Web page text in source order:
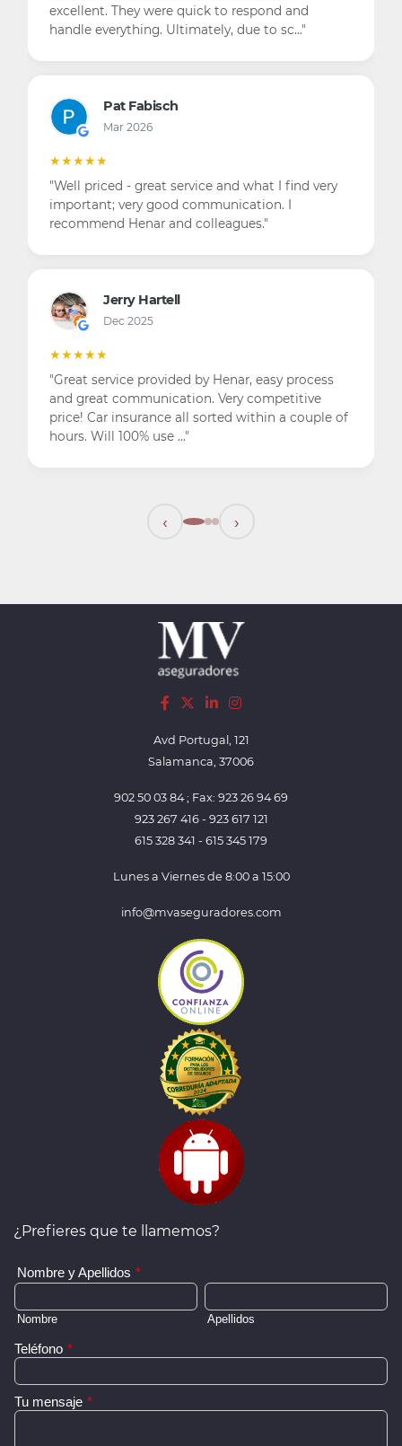
excellent. They were quick to respond and
handle everything. Ultimately, due to sc…"
Pat Fabisch
Mar 2026
★★★★★
"Well priced - great service and what I find very
important; very good communication. I
recommend Henar and colleagues."
Jerry Hartell
Dec 2025
★★★★★
"Great service provided by Henar, easy process
and great communication. Very competitive
price! Car insurance all sorted within a couple of
hours. Will 100% use …"
‹ ›
Avd Portugal, 121
Salamanca, 37006
902 50 03 84 ; Fax: 923 26 94 69
923 267 416 - 923 617 121
615 328 341 - 615 345 179
Lunes a Viernes de 8:00 a 15:00
info@mvaseguradores.com
¿Prefieres que te llamemos?